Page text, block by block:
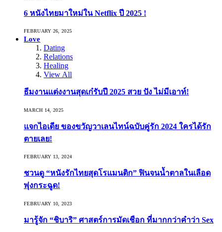
6 หนังไทยมาใหม่ใน Netflix ปี 2025 !
FEBRUARY 26, 2025
Love
Dating
Relations
Healing
View All
ธีมงานแต่งงานสุดเก๋รับปี 2025 สวย ปัง ไม่มีเอาท์!
MARCH 14, 2025
แจกไอเดีย ของขวัญวาเลนไทน์ฉบับคู่รัก 2024 ใครได้รัก
ตายเลย!
FEBRUARY 13, 2024
ชวนดู “หนังรักไทยสุดโรแมนติก” ฟินจนน้ำตาลในเลือด
พุ่งกระฉูด!
FEBRUARY 10, 2023
มารู้จัก “ชิบาริ” ศาสตร์การมัดเชือก ที่มากกว่าคำว่า Sex